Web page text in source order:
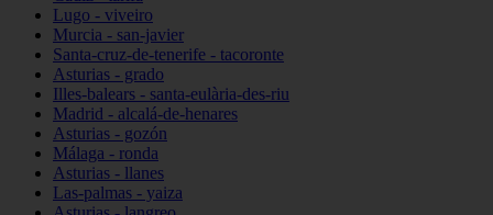
Lugo - viveiro
Murcia - san-javier
Santa-cruz-de-tenerife - tacoronte
Asturias - grado
Illes-balears - santa-eulària-des-riu
Madrid - alcalá-de-henares
Asturias - gozón
Málaga - ronda
Asturias - llanes
Las-palmas - yaiza